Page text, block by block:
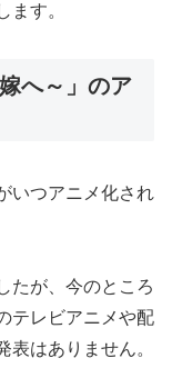
ます。
へ～」のア
いつアニメ化され
たが、今のところ
テレビアニメや配
はありません。